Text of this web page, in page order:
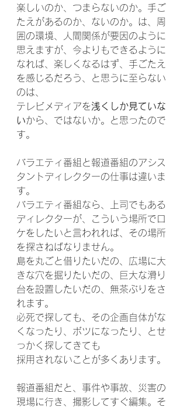
楽しいのか、つまらないのか。手ご
たえがあるのか、ないのか。は、周
囲の環境、人間関係が要因のように
思えますが、今よりもできるように
なれば、楽しくなるはず、手ごたえ
を感じるだろう、と思うに至らない
のは、
テレビメディアを浅くしか見ていな
いから、ではないか。と思ったので
す。
バラエティ番組と報道番組のアシス
タントディレクターの仕事は違いま
す。
バラエティ番組なら、上司でもある
ディレクターが、こういう場所でロ
ケをしたいと言われれば、その場所
を探さねばなりません。
島を丸ごと借りたいだの、広場に大
きな穴を掘りたいだの、巨大な滑り
台を設置したいだの、無茶ぶりをさ
れます。
必死で探しても、その企画自体がな
くなったり、ボツになったり、とせ
っかく探してきても
採用されないことが多くあります。
報道番組だと、事件や事故、災害の
現場に行き、撮影してすぐ編集。そ